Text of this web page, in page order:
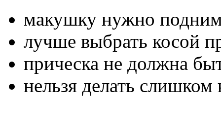
макушку нужно
лучше выбрать косой
прическа не должна
нельзя делать